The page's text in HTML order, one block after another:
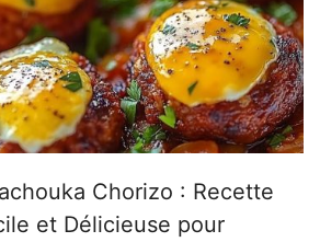
Chorizo : Recette
et Délicieuse pour